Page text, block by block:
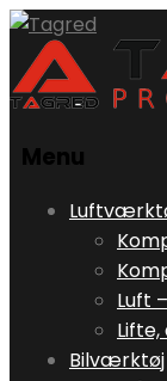
Menu
Skip
content
Luft
Bilværktøj